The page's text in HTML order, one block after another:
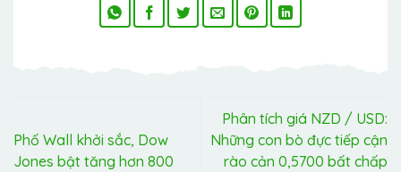
Phố Wall khởi sắc, Dow
Jones bật tăng hơn 800
Phân tích giá NZD / USD:
Những con bò đực tiếp cận
rào cản 0,5700 bất chấp